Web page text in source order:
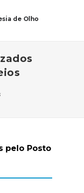
de Olho
pelo Posto